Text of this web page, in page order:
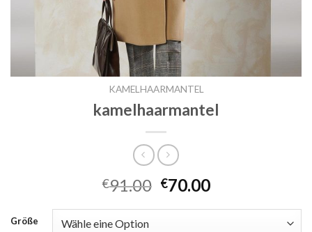
KAMELHAARMANTEL
kamelhaarmantel
€91.00 €70.00
Größe